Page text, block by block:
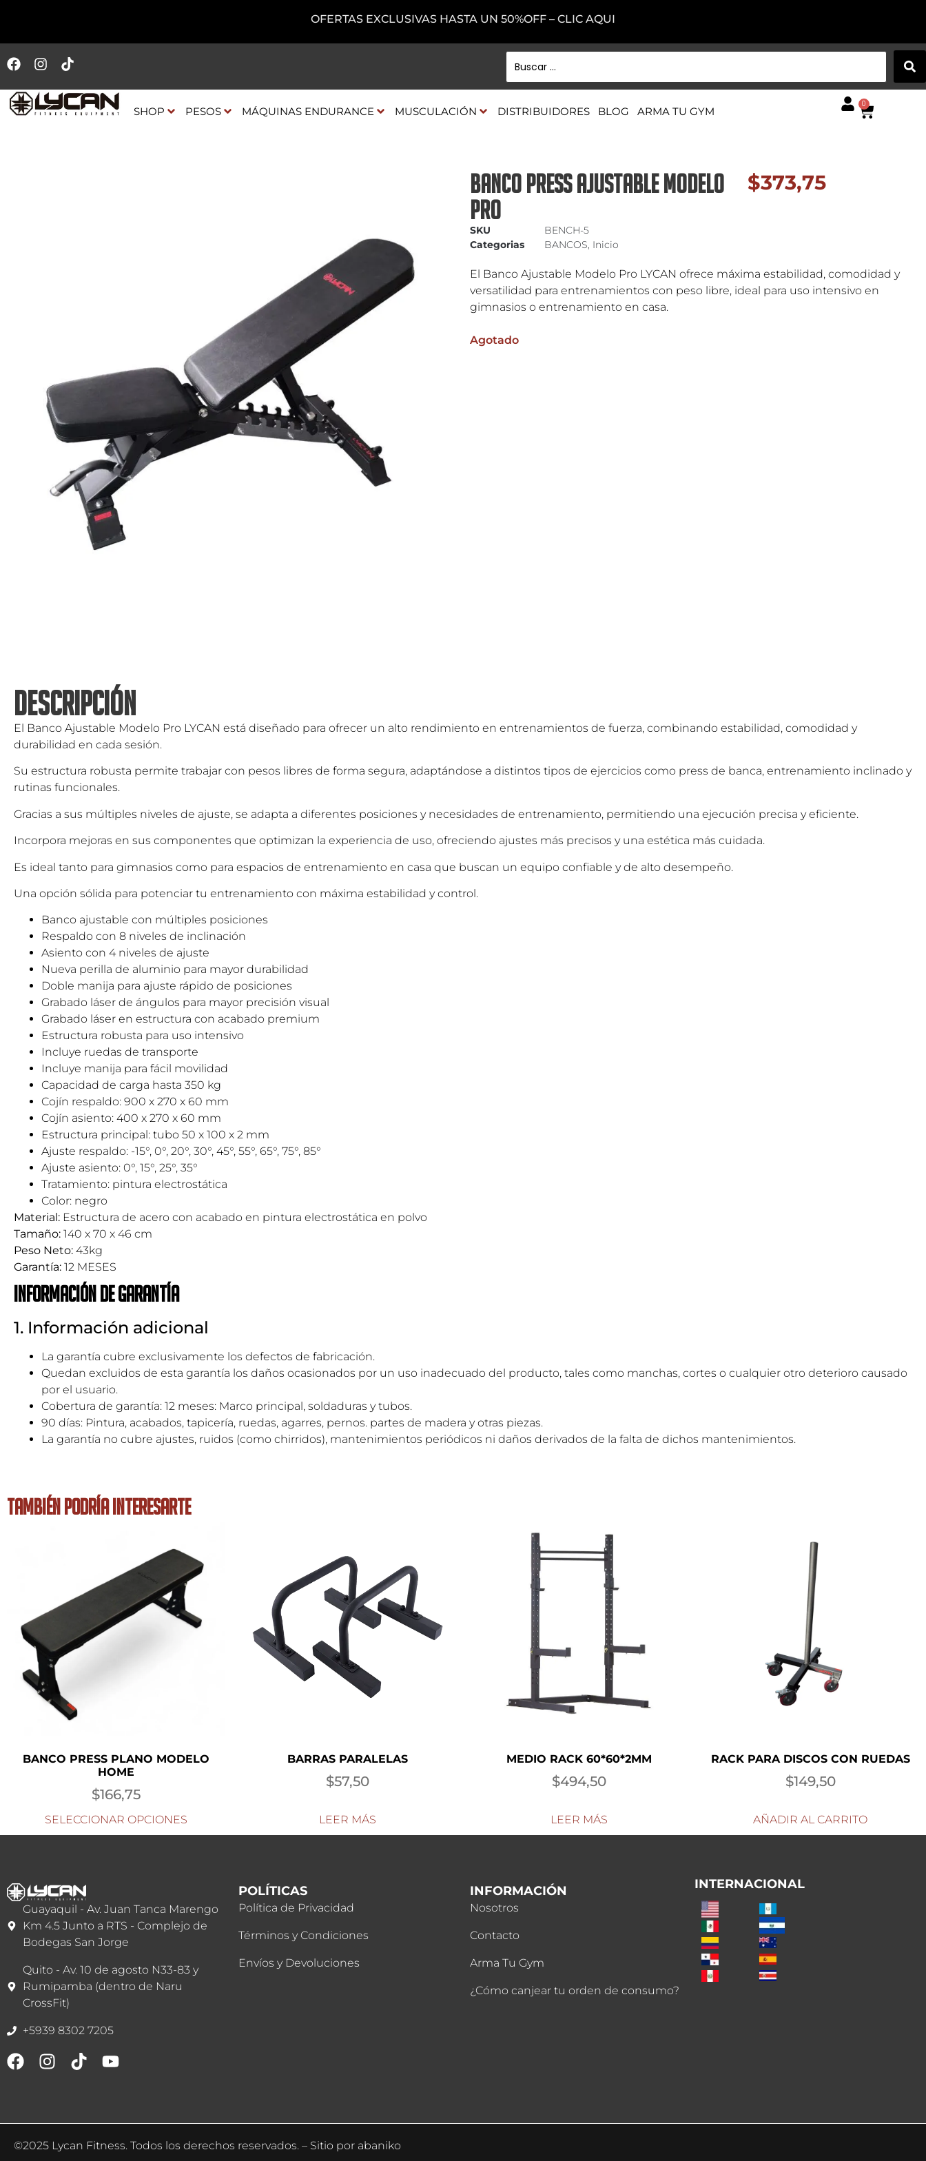
OFERTAS EXCLUSIVAS HASTA UN 50%OFF – CLIC AQUI
SHOP PESOS MÁQUINAS ENDURANCE MUSCULACIÓN DISTRIBUIDORES BLOG ARMA TU GYM
0
BANCO PRESS AJUSTABLE MODELO
PRO
SKU
BENCH-5
Categorias
BANCOS, Inicio
$373,75
El Banco Ajustable Modelo Pro LYCAN ofrece máxima estabilidad, comodidad y
versatilidad para entrenamientos con peso libre, ideal para uso intensivo en
gimnasios o entrenamiento en casa.
Agotado
DESCRIPCIÓN
El Banco Ajustable Modelo Pro LYCAN está diseñado para ofrecer un alto rendimiento en entrenamientos de fuerza, combinando estabilidad, comodidad y
durabilidad en cada sesión.
Su estructura robusta permite trabajar con pesos libres de forma segura, adaptándose a distintos tipos de ejercicios como press de banca, entrenamiento inclinado y
rutinas funcionales.
Gracias a sus múltiples niveles de ajuste, se adapta a diferentes posiciones y necesidades de entrenamiento, permitiendo una ejecución precisa y eficiente.
Incorpora mejoras en sus componentes que optimizan la experiencia de uso, ofreciendo ajustes más precisos y una estética más cuidada.
Es ideal tanto para gimnasios como para espacios de entrenamiento en casa que buscan un equipo confiable y de alto desempeño.
Una opción sólida para potenciar tu entrenamiento con máxima estabilidad y control.
Banco ajustable con múltiples posiciones
Respaldo con 8 niveles de inclinación
Asiento con 4 niveles de ajuste
Nueva perilla de aluminio para mayor durabilidad
Doble manija para ajuste rápido de posiciones
Grabado láser de ángulos para mayor precisión visual
Grabado láser en estructura con acabado premium
Estructura robusta para uso intensivo
Incluye ruedas de transporte
Incluye manija para fácil movilidad
Capacidad de carga hasta 350 kg
Cojín respaldo: 900 x 270 x 60 mm
Cojín asiento: 400 x 270 x 60 mm
Estructura principal: tubo 50 x 100 x 2 mm
Ajuste respaldo: -15°, 0°, 20°, 30°, 45°, 55°, 65°, 75°, 85°
Ajuste asiento: 0°, 15°, 25°, 35°
Tratamiento: pintura electrostática
Color: negro
Material: Estructura de acero con acabado en pintura electrostática en polvo
Tamaño: 140 x 70 x 46 cm
Peso Neto: 43kg
Garantía: 12 MESES
Información de garantía
1. Información adicional
La garantía cubre exclusivamente los defectos de fabricación.
Quedan excluidos de esta garantía los daños ocasionados por un uso inadecuado del producto, tales como manchas, cortes o cualquier otro deterioro causado
por el usuario.
Cobertura de garantía: 12 meses: Marco principal, soldaduras y tubos.
90 días: Pintura, acabados, tapicería, ruedas, agarres, pernos. partes de madera y otras piezas.
La garantía no cubre ajustes, ruidos (como chirridos), mantenimientos periódicos ni daños derivados de la falta de dichos mantenimientos.
TAMBIÉN PODRÍA INTERESARTE
BANCO PRESS PLANO MODELO
HOME
$166,75
SELECCIONAR OPCIONES
BARRAS PARALELAS
$57,50
LEER MÁS
MEDIO RACK 60*60*2MM
$494,50
LEER MÁS
RACK PARA DISCOS CON RUEDAS
$149,50
AÑADIR AL CARRITO
Guayaquil - Av. Juan Tanca Marengo
Km 4.5 Junto a RTS - Complejo de
Bodegas San Jorge
Quito - Av. 10 de agosto N33-83 y
Rumipamba (dentro de Naru
CrossFit)
+5939 8302 7205
POLÍTICAS
Política de Privacidad
Términos y Condiciones
Envíos y Devoluciones
INFORMACIÓN
Nosotros
Contacto
Arma Tu Gym
¿Cómo canjear tu orden de consumo?
INTERNACIONAL
©2025 Lycan Fitness. Todos los derechos reservados. – Sitio por abaniko